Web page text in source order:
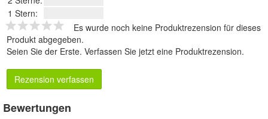
1 Stern:
Es wurde noch keine Produktrezension für dieses
Produkt abgegeben.
Seien Sie der Erste. Verfassen Sie jetzt eine Produktrezension.
Rezension verfassen
Bewertungen